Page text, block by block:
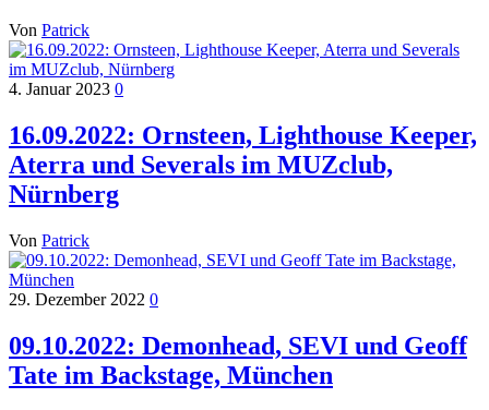
Von Patrick
4. Januar 2023 0
16.09.2022: Ornsteen, Lighthouse Keeper,
Aterra und Severals im MUZclub,
Nürnberg
Von Patrick
29. Dezember 2022 0
09.10.2022: Demonhead, SEVI und Geoff
Tate im Backstage, München